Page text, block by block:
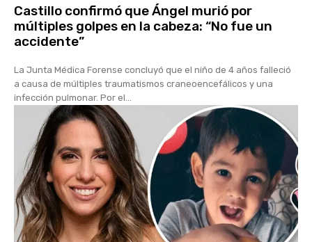
Castillo confirmó que Ángel murió por
múltiples golpes en la cabeza: “No fue un
accidente”
La Junta Médica Forense concluyó que el niño de 4 años falleció
a causa de múltiples traumatismos craneoencefálicos y una
infección pulmonar. Por el...